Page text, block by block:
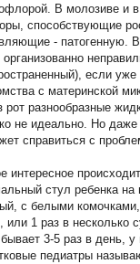
В молозиве и
способствующие
- патогенную.
если
с материнской
рот разнообразные
не идеально. Но
справиться с
интересное
стул ребенка
с белыми
или 1 раз в
3-5 раз в день,
педиатры